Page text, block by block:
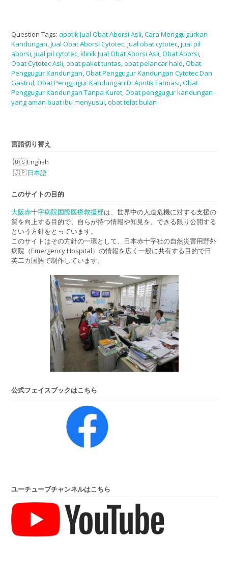
Question Tags: apotik Jual Obat Aborsi Asli Cara Menggugurkan
Kandungan Jual Obat Aborsi Cytotec jual obat cytotec jual pil
aborsi jual pil cytotec klinik Jual Obat Aborsi Asli Obat Aborsi
Obat Cytotec Asli obat paket tuntas obat pelancar haid Obat
Penggugur Kandungan Obat Penggugur Kandungan Cytotec Dan
Gastrul Obat Penggugur Kandungan Di Apotik Farmasi Obat
Penggugur Kandungan Tanpa Kuret Obat penggugur kandungan
yang aman buat ibu menyusui obat telat bulan
言語切り替え
English
日本語
このサイトの目的
大阪赤十字病院国際医療救援部は、世界中の人道危機に対する支援の
質を向上する目的で、自らが持つ情報や知見を、できる限り公開する
という方針をとっています。
このサイトはその方針の一環として、日本赤十字社の自然災害用野外
病院（Emergency Hospital）の情報を広く一般に共有する目的で日
英二カ国語で制作しています。
公式フェイスブックはこちら
ユーチューブチャンネルはこちら